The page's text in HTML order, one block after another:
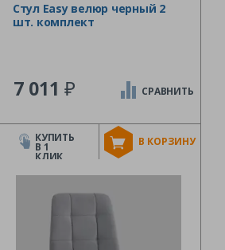
Стул Easy велюр черный 2
шт. комплект
7 011 ₽
В КОРЗИНУ
СРАВНИТЬ
КУПИТЬ
В 1
КЛИК